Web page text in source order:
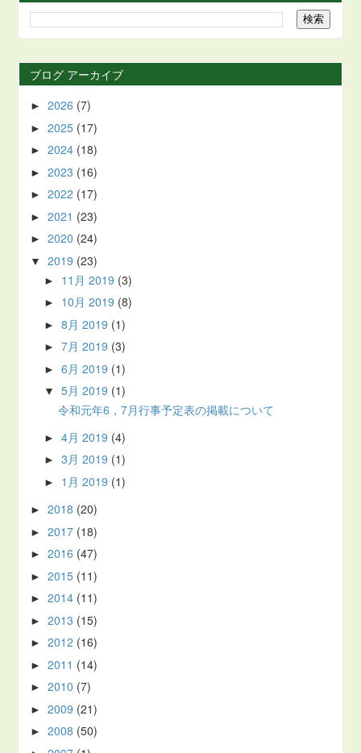
ブログ アーカイブ
►2026 (7)
►2025 (17)
►2024 (18)
►2023 (16)
►2022 (17)
►2021 (23)
►2020 (24)
▼2019 (23)
► 11月 2019 (3)
► 10月 2019 (8)
►8月 2019 (1)
►7月 2019 (3)
►6月 2019 (1)
▼5月 2019 (1)
令和元年6，7月行事予定表の掲載について
►4月 2019 (4)
►3月 2019 (1)
► 1月 2019 (1)
►2018 (20)
►2017 (18)
►2016 (47)
►2015 (11)
►2014 (11)
►2013 (15)
►2012 (16)
►2011 (14)
►2010 (7)
►2009 (21)
►2008 (50)